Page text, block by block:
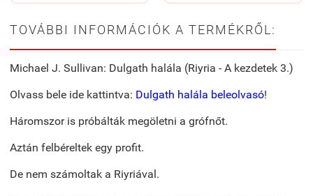
TOVÁBBI INFORMÁCIÓK A TERMÉKRŐL:
Michael J. Sullivan: Dulgath halála (Riyria - A kezdetek 3.)
Olvass bele ide kattintva: Dulgath halála beleolvasó!
Háromszor is próbálták megöletni a grófnőt.
Aztán felbéreltek egy profit.
De nem számoltak a Riyriával.